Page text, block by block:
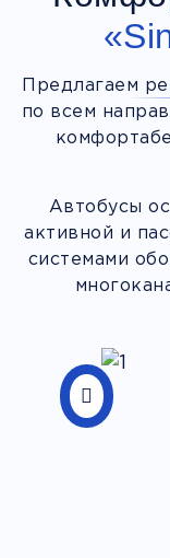
Предлагаем
по всем
Автобусы
активной и
системами